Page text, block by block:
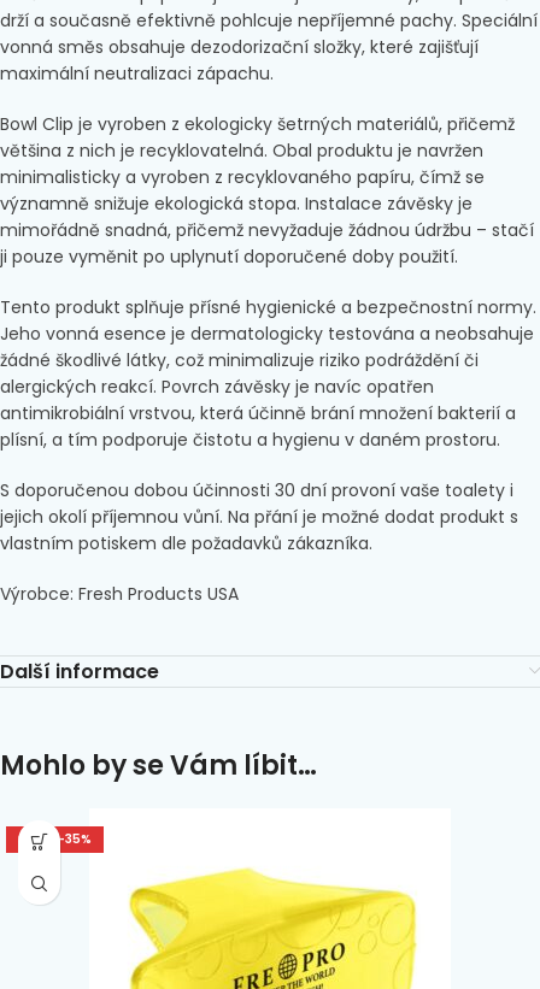
drží a současně efektivně pohlcuje nepříjemné pachy. Speciální
vonná směs obsahuje dezodorizační složky, které zajišťují
maximální neutralizaci zápachu.
Bowl Clip je vyroben z ekologicky šetrných materiálů, přičemž
většina z nich je recyklovatelná. Obal produktu je navržen
minimalisticky a vyroben z recyklovaného papíru, čímž se
významně snižuje ekologická stopa. Instalace závěsky je
mimořádně snadná, přičemž nevyžaduje žádnou údržbu – stačí
ji pouze vyměnit po uplynutí doporučené doby použití.
Tento produkt splňuje přísné hygienické a bezpečnostní normy.
Jeho vonná esence je dermatologicky testována a neobsahuje
žádné škodlivé látky, což minimalizuje riziko podráždění či
alergických reakcí. Povrch závěsky je navíc opatřen
antimikrobiální vrstvou, která účinně brání množení bakterií a
plísní, a tím podporuje čistotu a hygienu v daném prostoru.
S doporučenou dobou účinnosti 30 dní provoní vaše toalety i
jejich okolí příjemnou vůní. Na přání je možné dodat produkt s
vlastním potiskem dle požadavků zákazníka.
Výrobce: Fresh Products USA
Další informace
Mohlo by se Vám líbit…
SLEVA -35%